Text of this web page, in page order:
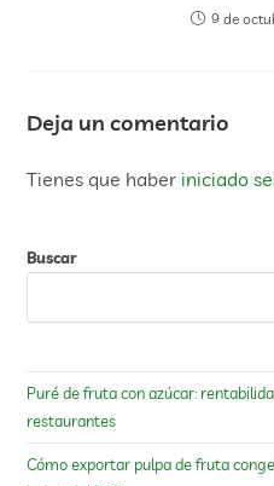
9 de
Deja un comentario
Tienes que haber iniciado
Buscar
Puré de fruta con azúcar:
restaurantes
Cómo exportar pulpa de fruta